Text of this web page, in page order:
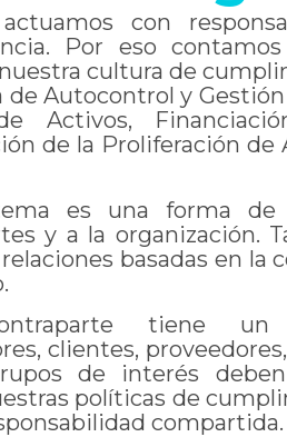
con
Por eso
cultura de
de Autocontrol y
Activos,
de la Proliferación
es una forma de
y a la organización.
basadas en la
tiene un
clientes,
de interés
políticas de
compartida.